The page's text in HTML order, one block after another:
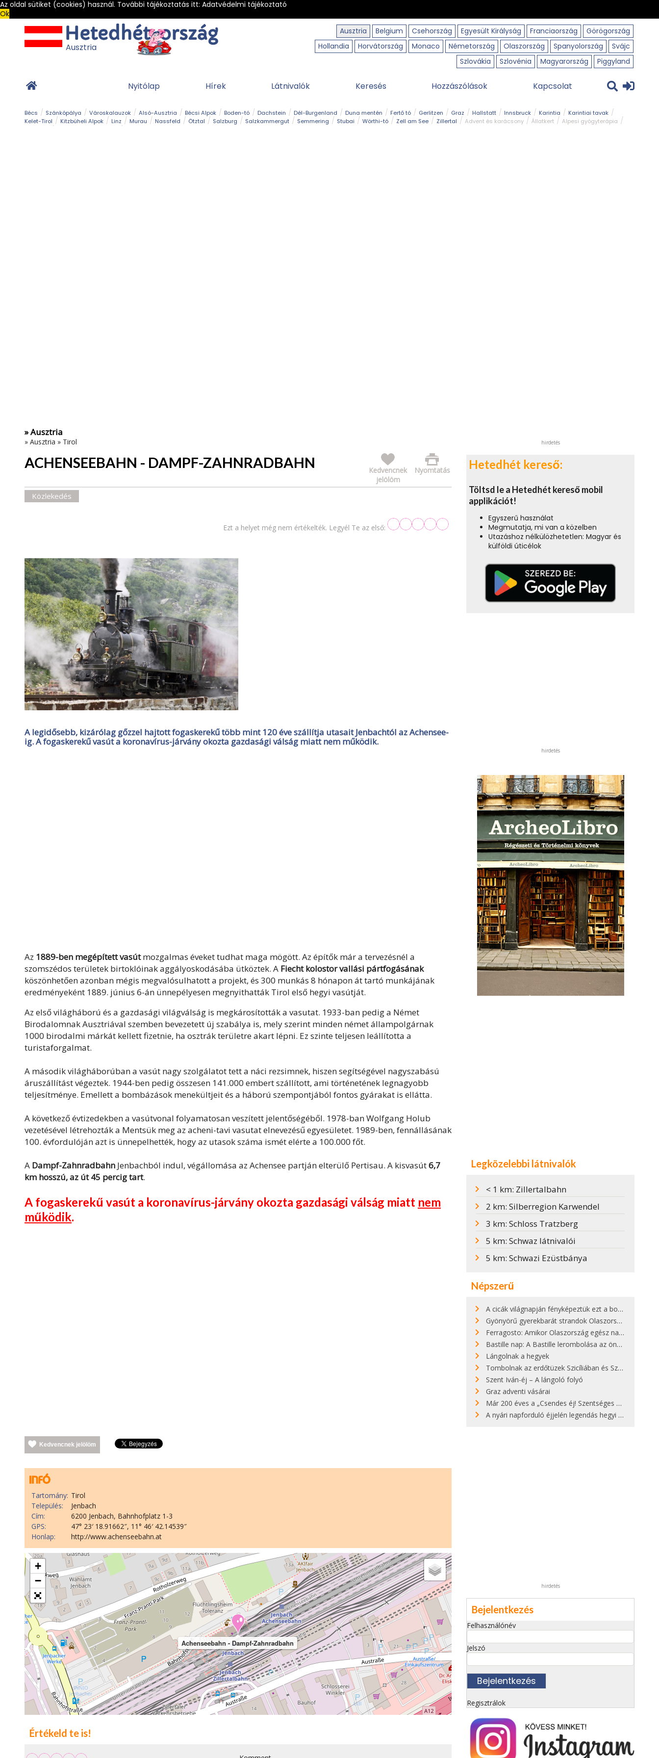
Az oldal sütiket (cookies) használ. További tájékoztatás itt: Adatvédelmi tájékoztató
Ok
Ausztria
Belgium Csehország Egyesült Királyság Franciaország
Görögország
Hollandia
Horvátország Monaco Németország Olaszország Spanyolország
Svájc
Szlovákia
Szlovénia Magyarország Piggyland
Ausztria
Nyitólap Hírek Látnivalók Keresés Hozzászólások Kapcsolat
Bécs Szánkópálya Városkalauzok Alsó-Ausztria Bécsi Alpok Boden-tó Dachstein Dél-Burgenland Duna mentén Fertő tó Gerlitzen Graz Hallstatt Innsbruck Karintia
Karintiai tavak
Kelet-Tirol
Kitzbüheli Alpok Linz Murau Nassfeld Ötztal Salzburg Salzkammergut Semmering Stubai Wörthi-tó Zell am See Zillertal Advent és karácsony Állatkert
Alpesi gyógyterápia
» Ausztria
» Ausztria » Tirol
ACHENSEEBAHN - DAMPF-ZAHNRADBAHN Nyomtatás
Kedvencnek
jelölöm
Közlekedés
Ezt a helyet még nem értékelték. Legyél Te az első:
A legidősebb, kizárólag gőzzel hajtott fogaskerekű több mint 120 éve szállítja utasait Jenbachtól az Achensee-
ig. A fogaskerekű vasút a koronavírus-járvány okozta gazdasági válság miatt nem működik.
Az 1889-ben megépített vasútmozgalmas éveket tudhat maga mögött. Az építők már a tervezésnél a
szomszédos területek birtoklóinak aggályoskodásába ütköztek. A Fiecht kolostor vallási pártfogásának
köszönhetően azonban mégis megvalósulhatott a projekt, és 300 munkás 8 hónapon át tartó munkájának
eredményeként 1889. június 6-án ünnepélyesen megnyithatták Tirol első hegyi vasútját.
Az első világháború és a gazdasági világválság is megkárosították a vasutat. 1933-ban pedig a Német
Birodalomnak Ausztriával szemben bevezetett új szabálya is, mely szerint minden német állampolgárnak
1000 birodalmi márkát kellett fizetnie, ha osztrák területre akart lépni. Ez szinte teljesen leállította a
turistaforgalmat.
A második világháborúban a vasút nagy szolgálatot tett a náci rezsimnek, hiszen segítségével nagyszabású
áruszállítást végeztek. 1944-ben pedig összesen 141.000 embert szállított, ami történetének legnagyobb
teljesítménye. Emellett a bombázások menekültjeit és a háború szempontjából fontos gyárakat is ellátta.
A következő évtizedekben a vasútvonal folyamatosan veszített jelentőségéből. 1978-ban Wolfgang Holub
vezetésével létrehozták a Mentsük meg az acheni-tavi vasutat elnevezésű egyesületet. 1989-ben, fennállásának
100. évfordulóján azt is ünnepelhették, hogy az utasok száma ismét elérte a 100.000 főt.
A Dampf-Zahnradbahn Jenbachból indul, végállomása az Achensee partján elterülő Pertisau. A kisvasút6,7
km hosszú, az út 45 percig tart.
A fogaskerekű vasút a koronavírus-járvány okozta gazdasági válság miatt nem
működik.
Kedvencnek jelölöm
Tartomány: Tirol
Település:
Jenbach
Cím:
6200 Jenbach, Bahnhofplatz 1-3
GPS:
47° 23′ 18.91662″, 11° 46′ 42.14539″
Honlap:
http://www.achenseebahn.at
Achenseebahn - Dampf-Zahnradbahn
+
−
Értékeld te is!
hirdetés
Hetedhét kereső:
Töltsd le a Hetedhét kereső mobil
applikációt!
Egyszerű használat
Megmutatja, mi van a közelben
Utazáshoz nélkülözhetetlen: Magyar és
külföldi úticélok
hirdetés
Legközelebbi látnivalók
< 1 km: Zillertalbahn
2 km: Silberregion Karwendel
3 km: Schloss Tratzberg
5 km: Schwaz látnivalói
5 km: Schwazi Ezüstbánya
Népszerű
A cicák világnapján fényképeztük ezt a bokor alatt hűsölő cicát Kisorosziban
Gyönyörű gyerekbarát strandok Olaszországban - megmutatjuk a 15 legjobbat
Ferragosto: Amikor Olaszország egész nap nyaral
Bastille nap: A Bastille lerombolása az önkényuralom végét jelentette
Lángolnak a hegyek
Tombolnak az erdőtüzek Szicíliában és Szardínián
Szent Iván-éj – A lángoló folyó
Graz adventi vásárai
Már 200 éves a „Csendes éj! Szentséges éj!”
A nyári napforduló éjjelén legendás hegyi tüzek világítják meg Zugspitzét
hirdetés
Bejelentkezés
Felhasználónév
Jelszó
Regisztrálok